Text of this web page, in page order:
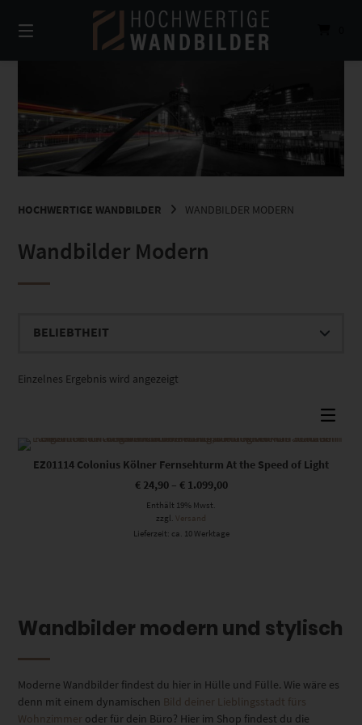
zum
Inhalt
HOCHWERTIGE WANDBILDER WANDBILDER MODERN
Wandbilder Modern
Einzelnes Ergebnis wird angezeigt
Dieses Produkt weist mehrere Varianten auf. Die Optionen können auf der Produktseite gewählt werden
EZ01114 Colonius Kölner Fernsehturm At the Speed of Light
€24,90– €1.099,00
Enthält 19% Mwst.
zzgl.
Versand
Lieferzeit: ca. 10 Werktage
Wandbilder modern und stylisch
Moderne Wandbilder findest du hier in Hülle und Fülle. Wie wäre es
denn mit einem dynamischen Bild deiner Lieblingsstadt fürs
Wohnzimmer oder für dein Büro? Hier im Shop findest du die